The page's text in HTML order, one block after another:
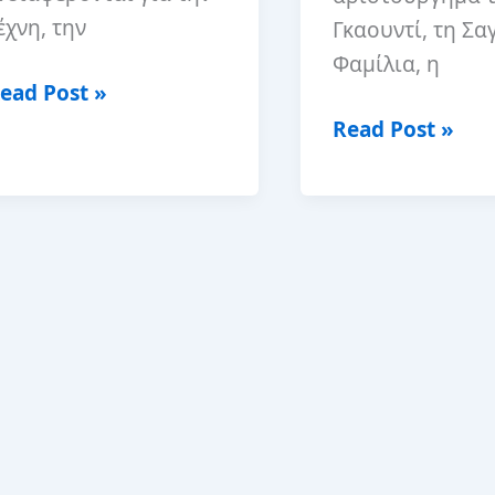
την
Post »
Γκαουντί, τη
Φαμίλια, η
Καλύτερη
Read Post »